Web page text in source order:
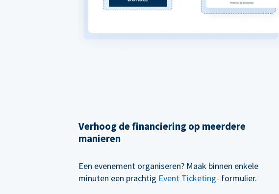
Verhoog de financiering op meerdere
manieren
Een evenement organiseren? Maak binnen enkele
minuten een prachtig Event Ticketing- formulier.